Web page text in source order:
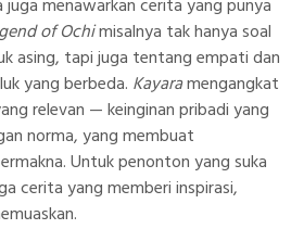
of Ochimisalnya tak hanya soal
asing, tapi juga tentang empati dan
yang berbeda. Kayaramengangkat
relevan — keinginan pribadi yang
norma, yang membuat
Untuk penonton yang suka
cerita yang memberi inspirasi,